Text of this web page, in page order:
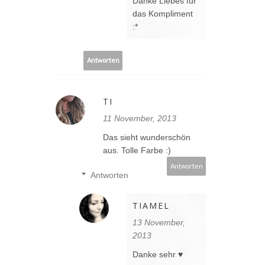
das Kompliment
:*
Antworten
TI
11 November, 2013
Das sieht wunderschön
aus. Tolle Farbe :)
Antworten
Antworten
TIAMEL
13 November,
2013
Danke sehr ♥